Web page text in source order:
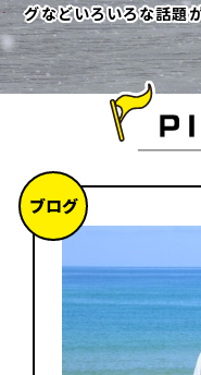
グなどいろいろな話題
ブログ